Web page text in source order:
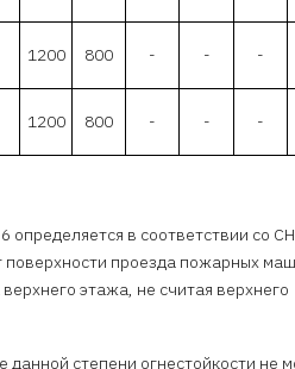
1200 800 - - -
1200 800 - - -
определяется в соответствии со
проезда пожарных
этажа, не считая верхнего
данной степени огнестойкости не